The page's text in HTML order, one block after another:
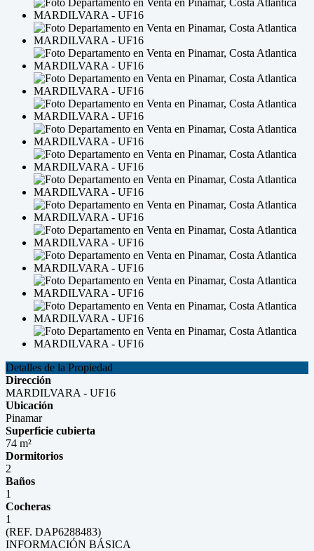
Detalles de la Propiedad
Dirección
MARDILVARA - UF16
Ubicación
Pinamar
Superficie cubierta
74 m²
Dormitorios
2
Baños
1
Cocheras
1
(REF. DAP6288483)
INFORMACIÓN BÁSICA